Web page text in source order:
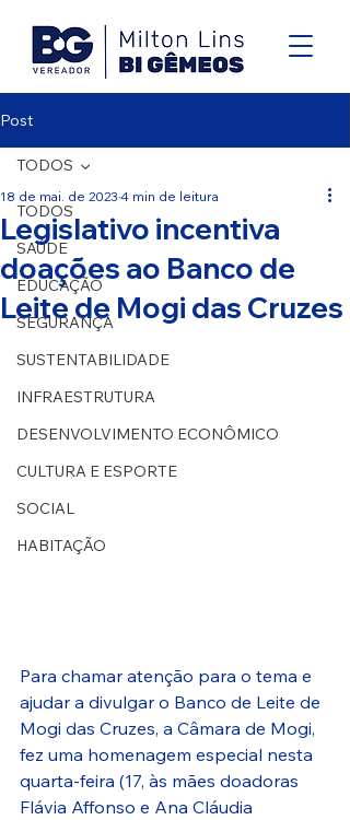
Post
TODOS
SAÚDE
EDUCAÇÃO
SEGURANÇA
SUSTENTABILIDADE
INFRAESTRUTURA
DESENVOLVIMENTO ECONÔMICO
CULTURA E ESPORTE
SOCIAL
HABITAÇÃO
TODOS
Legislativo incentiva
doações ao Banco de
Leite de Mogi das Cruzes
18 de mai. de 2023 4 min de leitura
Para chamar atenção para o tema e
ajudar a divulgar o Banco de Leite de
Mogi das Cruzes, a Câmara de Mogi,
fez uma homenagem especial nesta
quarta-feira (17, às mães doadoras
Flávia Affonso e Ana Cláudia